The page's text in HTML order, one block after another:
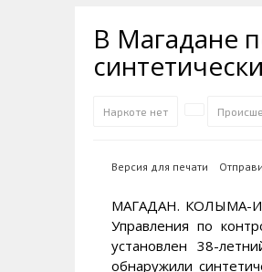
Их надо знать.
Наркоте нет
Аэропорт Магадан
Полицейских не бить
Аварии ДТП
В Магадане
Наркоте нет
Версия для печати
МАГАДАН. КОЛЫМА-
Управления по
установлен 38-
обнаружили